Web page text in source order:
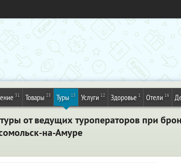
31 Товары 25 Туры 13 Услуги 12 Здоровье 1 Отели 16
от ведущих туроператоров при
на-Амуре